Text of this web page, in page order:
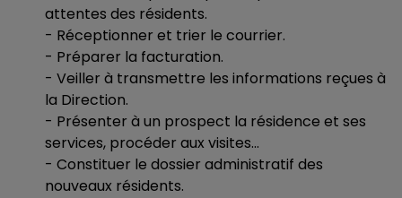
attentes des résidents.
- Réceptionner et trier le courrier.
- Préparer la facturation.
- Veiller à transmettre les informations reçues à
la Direction.
- Présenter à un prospect la résidence et ses
services, procéder aux visites...
- Constituer le dossier administratif des
nouveaux résidents.